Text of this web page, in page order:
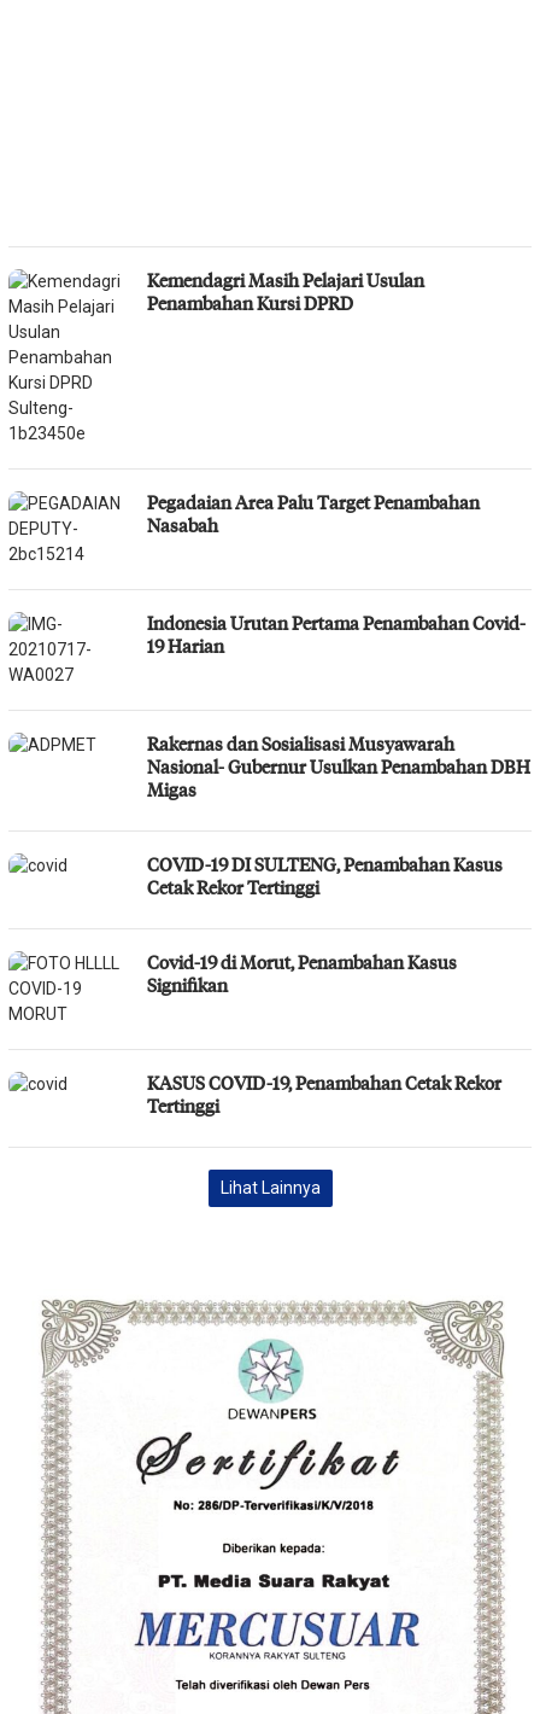
Kemendagri Masih Pelajari Usulan
Penambahan Kursi DPRD
Pegadaian Area Palu Target Penambahan
Nasabah
Indonesia Urutan Pertama Penambahan Covid-
19 Harian
Rakernas dan Sosialisasi Musyawarah
Nasional- Gubernur Usulkan Penambahan DBH
Migas
COVID-19 DI SULTENG, Penambahan Kasus
Cetak Rekor Tertinggi
Covid-19 di Morut, Penambahan Kasus
Signifikan
KASUS COVID-19, Penambahan Cetak Rekor
Tertinggi
Lihat Lainnya